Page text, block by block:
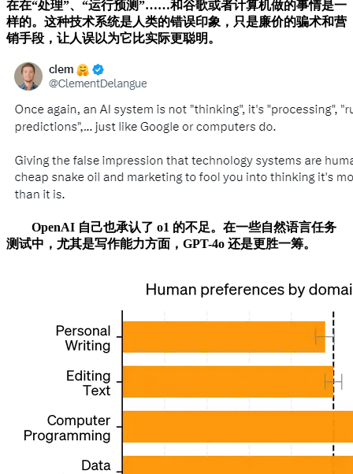
在在“处理”、“运行预测”……和谷歌或者计算机做的事情是一
样的。这种技术系统是人类的错误印象，只是廉价的骗术和营
销手段，让人误以为它比实际更聪明。
OpenAI 自己也承认了 o1 的不足。在一些自然语言任务
测试中，尤其是写作能力方面，GPT-4o 还是更胜一筹。